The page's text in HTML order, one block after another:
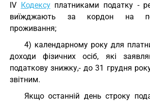
IV Кодексуплатниками податку -
виїжджають за кордон на
проживання;
4) календарному року для
доходи фізичних осіб, які
податкову знижку,- до 31 грудня
звітним.
Якщо останній день строку